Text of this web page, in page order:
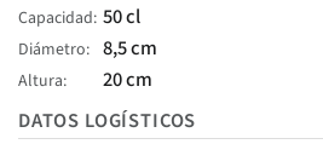
Capacidad 50 cl
Diámetro 8,5 cm
Altura
20 cm
DATOS LOGÍSTICOS